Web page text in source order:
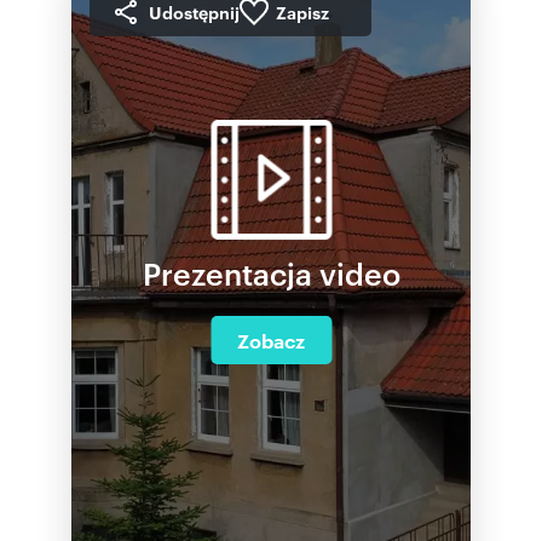
Udostępnij Zapisz
Prezentacja video
Zobacz